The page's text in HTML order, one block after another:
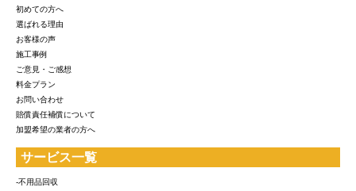
初めての方へ
選ばれる理由
お客様の声
施工事例
ご意見・ご感想
料金プラン
お問い合わせ
賠償責任補償について
加盟希望の業者の方へ
サービス一覧
-不用品回収